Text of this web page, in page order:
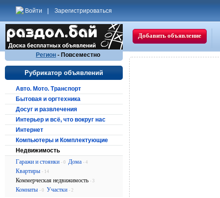
Войти Зарегистрироваться
Добавить объявление
Регион - Повсеместно
Рубрикатор объявлений
Авто. Мото. Транспорт
Бытовая и оргтехника
Досуг и развлечения
Интерьер и всё, что вокруг нас
Интернет
Компьютеры и Комплектующие
Недвижимость
Гаражи и стоянки - 0 Дома - 4
Квартиры - 14
Коммерческая недвижимость - 3
Комнаты - 0 Участки - 2